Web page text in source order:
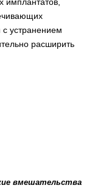
устранением
расширить
вмешательства